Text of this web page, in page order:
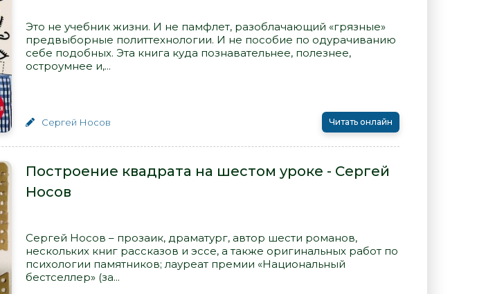
Это не учебник жизни. И не памфлет, разоблачающий «грязные»
предвыборные политтехнологии. И не пособие по одурачиванию
себе подобных. Эта книга куда познавательнее, полезнее,
остроумнее и,...
Сергей Носов Читать онлайн
Построение квадрата на шестом уроке - Сергей
Носов
Сергей Носов – прозаик, драматург, автор шести романов,
нескольких книг рассказов и эссе, а также оригинальных работ по
психологии памятников; лауреат премии «Национальный
бестселлер» (за...